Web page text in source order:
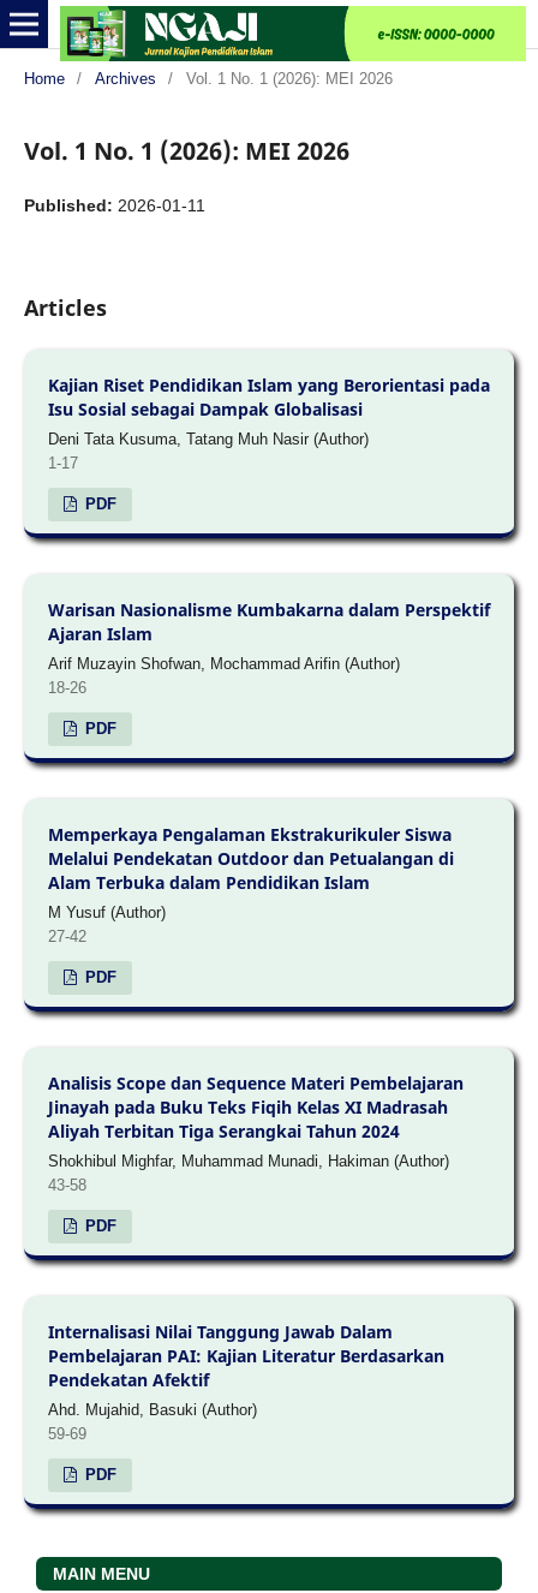
Home / Archives / Vol. 1 No. 1 (2026): MEI 2026
Vol. 1 No. 1 (2026): MEI 2026
Published: 2026-01-11
Articles
Kajian Riset Pendidikan Islam yang Berorientasi pada
Isu Sosial sebagai Dampak Globalisasi
Deni Tata Kusuma, Tatang Muh Nasir (Author)
1-17
PDF
Warisan Nasionalisme Kumbakarna dalam Perspektif
Ajaran Islam
Arif Muzayin Shofwan, Mochammad Arifin (Author)
18-26
PDF
Memperkaya Pengalaman Ekstrakurikuler Siswa
Melalui Pendekatan Outdoor dan Petualangan di
Alam Terbuka dalam Pendidikan Islam
M Yusuf (Author)
27-42
PDF
Analisis Scope dan Sequence Materi Pembelajaran
Jinayah pada Buku Teks Fiqih Kelas XI Madrasah
Aliyah Terbitan Tiga Serangkai Tahun 2024
Shokhibul Mighfar, Muhammad Munadi, Hakiman (Author)
43-58
PDF
Internalisasi Nilai Tanggung Jawab Dalam
Pembelajaran PAI: Kajian Literatur Berdasarkan
Pendekatan Afektif
Ahd. Mujahid, Basuki (Author)
59-69
PDF
MAIN MENU